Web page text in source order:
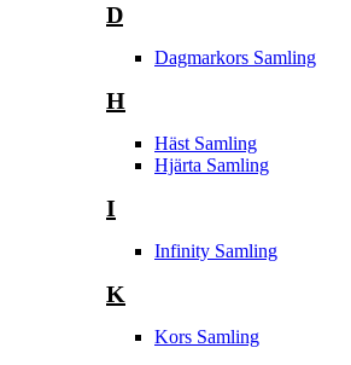
D
Dagmarkors Samling
H
Häst Samling
Hjärta Samling
I
Infinity Samling
K
Kors Samling